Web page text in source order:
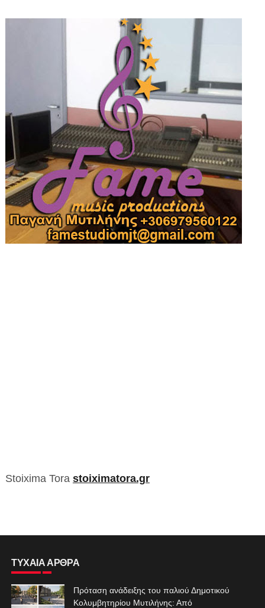
Stoixima Tora stoiximatora.gr
ΤΥΧΑΙΑ ΑΡΘΡΑ
Πρόταση ανάδειξης του παλιού Δημοτικού
Κολυμβητηρίου Μυτιλήνης: Από